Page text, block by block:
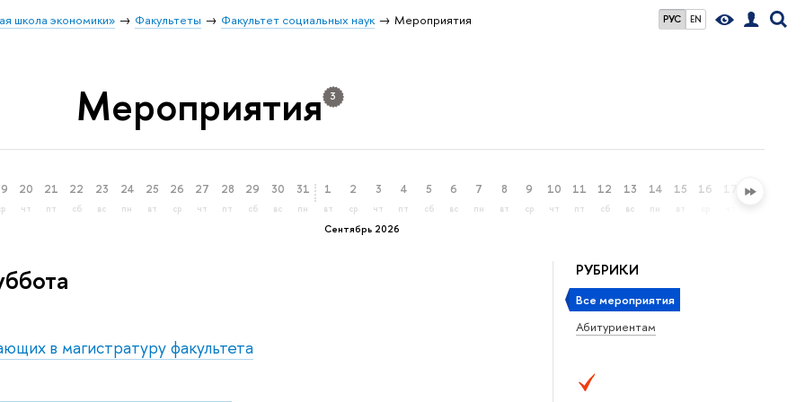
РУС EN
школа экономики» Факультеты Факультет социальных наук Мероприятия
Мероприятия 3
20
чт
21
пт
22
сб
23
вс
24
пн
25
вт
26
ср
27
чт
28
пт
29
сб
30
вс
31
пн
Сентябрь 2026
1
вт
2
ср
3
чт
4
пт
5
сб
6
вс
7
пн
8
вт
9
ср
10
чт
11
пт
12
сб
13
вс
14
пн
15 16 17 18
РУБРИКИ
Все мероприятия
Абитуриентам
в магистратуру факультета